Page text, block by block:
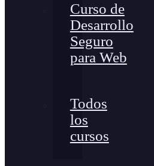
Curso de
Desarrollo
Seguro
para Web
Todos
los
cursos